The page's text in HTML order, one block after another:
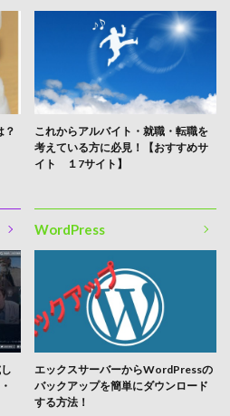
？
これからアルバイト・就職・転職を
考えている方に必見！【おすすめサ
イト １7サイト】
WordPress
エックスサーバーからWordPressの
バックアップを簡単にダウンロード
する方法！